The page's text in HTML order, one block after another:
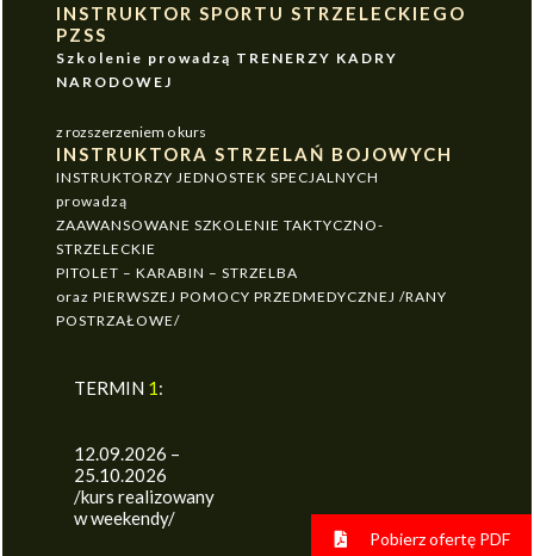
INSTRUKTOR SPORTU STRZELECKIEGO
PZSS
Szkolenie prowadzą TRENERZY KADRY
NARODOWEJ
z rozszerzeniem o kurs
INSTRUKTORA STRZELAŃ BOJOWYCH
INSTRUKTORZY JEDNOSTEK SPECJALNYCH
prowadzą
ZAAWANSOWANE SZKOLENIE TAKTYCZNO-
STRZELECKIE
PITOLET – KARABIN – STRZELBA
oraz PIERWSZEJ POMOCY PRZEDMEDYCZNEJ /RANY
POSTRZAŁOWE/
TERMIN 1:
12.09.2026 –
25.10.2026
/kurs realizowany
w weekendy/
Pobierz ofertę PDF